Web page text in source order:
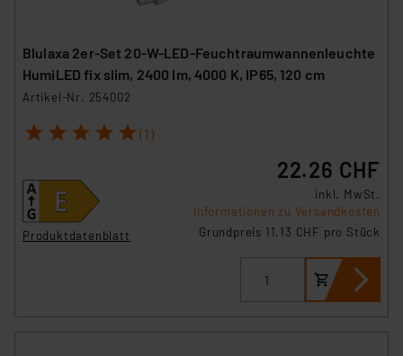
Blulaxa 2er-Set 20-W-LED-Feuchtraumwannenleuchte
HumiLED fix slim, 2400 lm, 4000 K, IP65, 120 cm
Artikel-Nr. 254002
1 2 3 4 5 (1)
Produktdatenblatt
22.26 CHF
inkl. MwSt.
Informationen zu Versandkosten
Grundpreis 11.13 CHF pro Stück